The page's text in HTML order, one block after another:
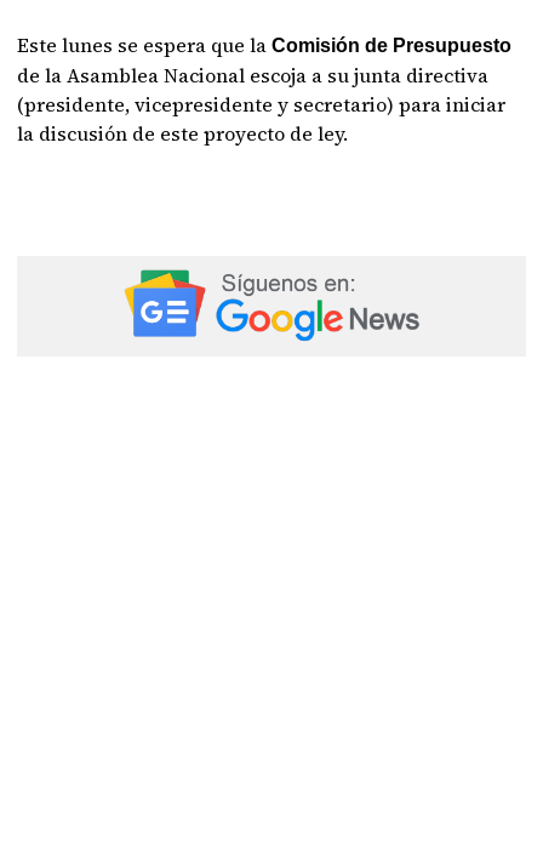
Este lunes se espera que laComisión de Presupuesto
de la Asamblea Nacional escoja a su junta directiva
(presidente, vicepresidente y secretario) para iniciar
la discusión de este proyecto de ley.